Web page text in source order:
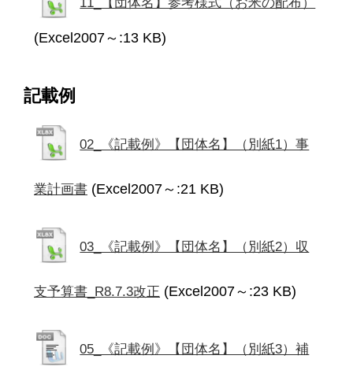
(Excel2007～:13 KB)
記載例
02_《記載例》【団体名】（別紙1）事
業計画書 (Excel2007～:21 KB)
03_《記載例》【団体名】（別紙2）収
支予算書_R8.7.3改正 (Excel2007～:23 KB)
05_《記載例》【団体名】（別紙3）補